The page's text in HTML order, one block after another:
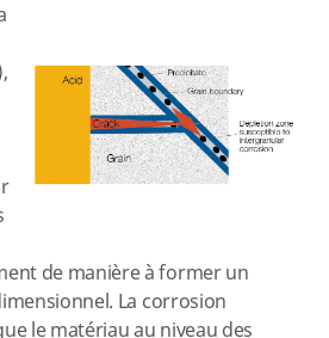
de manière à former un
La corrosion
le matériau au niveau des